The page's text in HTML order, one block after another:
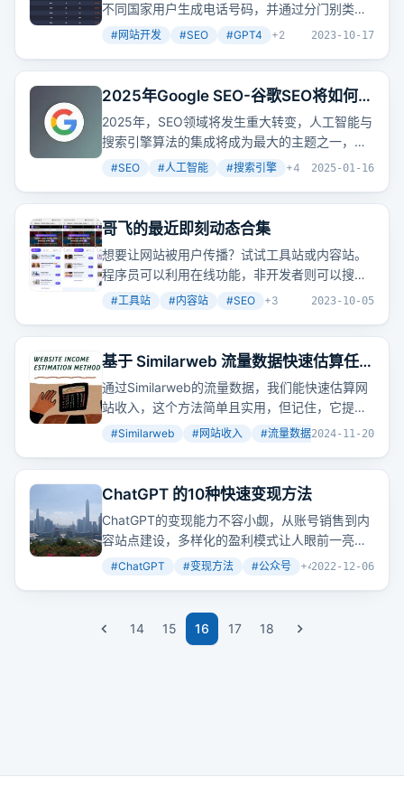
不同国家用户生成电话号码，并通过分门别类罗
列的方法优化站内结构，提升网站在搜索引擎中
#网站开发 #SEO #GPT4 +2 2023-10-17
2025年Google SEO-谷歌SEO将如何变
化，本文即将揭晓！
2025年，SEO领域将发生重大转变，人工智能与
搜索引擎算法的集成将成为最大的主题之一，重
塑内容的创建和消费方式。此外，将E-E-A-T原
计最重要的变化之一是人工智能生成的内容和人
工智能概述的兴起。这些发展将影响SEO专业人
士如何制定内容开发策略和优化搜索引擎。
#SEO #人工智能 #搜索引擎 +4 2025-01-16
哥飞的最近即刻动态合集
想要让网站被用户传播？试试工具站或内容站。
程序员可以利用在线功能，非开发者则可以搜集
整理教程资源。
#工具站 #内容站 #SEO +3 2023-10-05
基于 Similarweb 流量数据快速估算任意
网站收入方法分享
通过Similarweb的流量数据，我们能快速估算网
站收入，这个方法简单且实用，但记住，它提供
的只是一个参考值，实际收入可能有所不同。
#Similarweb #网站收入 #流量数据 +2
2024-11-20
ChatGPT 的10种快速变现方法
ChatGPT的变现能力不容小觑，从账号销售到内
容站点建设，多样化的盈利模式让人眼前一亮。
想象一下，如果将这些方法整合起来，会创造出
#ChatGPT #变现方法 #公众号 +42022-12-06
14 15 16 17 18